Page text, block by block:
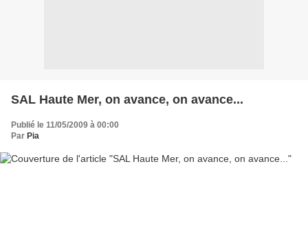
SAL Haute Mer, on avance, on avance...
Publié le 11/05/2009 à 00:00
Par Pia